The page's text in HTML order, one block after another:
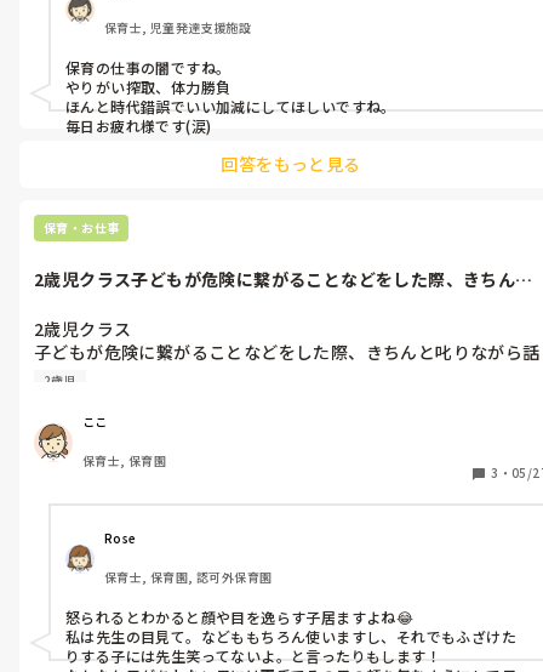
保育士, 児童発達支援施設
保育の仕事の闇ですね。
やりがい搾取、体力勝負
ほんと時代錯誤でいい加減にしてほしいですね。
毎日お疲れ様です(涙)
回答をもっと見る
保育・お仕事
2歳児クラス子どもが危険に繋がることなどをした際、きちんと
2歳児クラス
子どもが危険に繋がることなどをした際、きちんと叱りながら話
をしたいのですが、顔や目を合わせようとしないのはなぜなので
きちんと理解は出来るので真面目な話をする際、ふざけたり、話
を聞こうとしない時はどのような関わり方を心掛けると良いので
しょうか。
「先生のおめめをみて」などの声掛けなどがあれば教えていただ
2歳児
ここ
保育士, 保育園
3 ・ 05/
Rose
保育士, 保育園, 認可外保育園
怒られるとわかると顔や目を逸らす子居ますよね😂
私は先生の目見て。などももちろん使いますし、それでもふざけた
りする子には先生笑ってないよ。と言ったりもします！